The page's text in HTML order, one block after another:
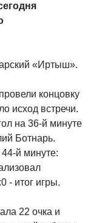
«Иртыш».
концовку
исход встречи.
на 36-й минуте
Ботнарь.
й минуте:
- итог игры.
22 очка и